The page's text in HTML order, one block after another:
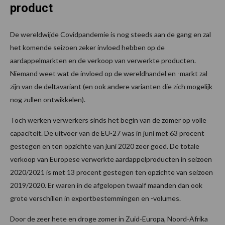
product
De wereldwijde Covidpandemie is nog steeds aan de gang en zal
het komende seizoen zeker invloed hebben op de
aardappelmarkten en de verkoop van verwerkte producten.
Niemand weet wat de invloed op de wereldhandel en -markt zal
zijn van de deltavariant (en ook andere varianten die zich mogelijk
nog zullen ontwikkelen).
Toch werken verwerkers sinds het begin van de zomer op volle
capaciteit. De uitvoer van de EU-27 was in juni met 63 procent
gestegen en ten opzichte van juni 2020 zeer goed. De totale
verkoop van Europese verwerkte aardappelproducten in seizoen
2020/2021 is met 13 procent gestegen ten opzichte van seizoen
2019/2020. Er waren in de afgelopen twaalf maanden dan ook
grote verschillen in exportbestemmingen en -volumes.
Door de zeer hete en droge zomer in Zuid-Europa, Noord-Afrika